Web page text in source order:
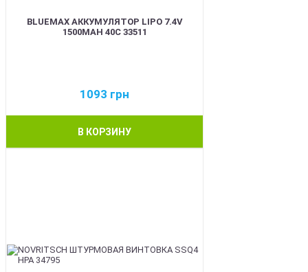
BLUEMAX АККУМУЛЯТОР LIPO 7.4V
1500MAH 40C 33511
1093 грн
В КОРЗИНУ